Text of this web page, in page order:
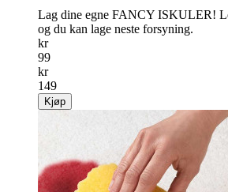
Lag dine egne FANCY ISKULER!
og du kan lage neste forsyning.
kr
99
kr
149
Kjøp